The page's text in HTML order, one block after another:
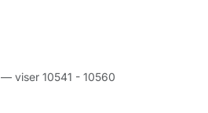
viser 10541 - 10560